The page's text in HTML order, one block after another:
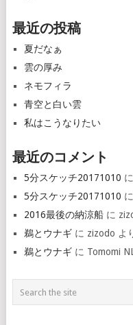
最近の投稿
夏だなぁ
雲の厚み
ネモフィラ
青空と白い雲
私はこうなりたい
最近のコメント
5分スケッチ20171010 に
5分スケッチ20171010 に
2016最後の納涼船に
鵜とウナギに zizodo よ
鵜とウナギに Tomomi